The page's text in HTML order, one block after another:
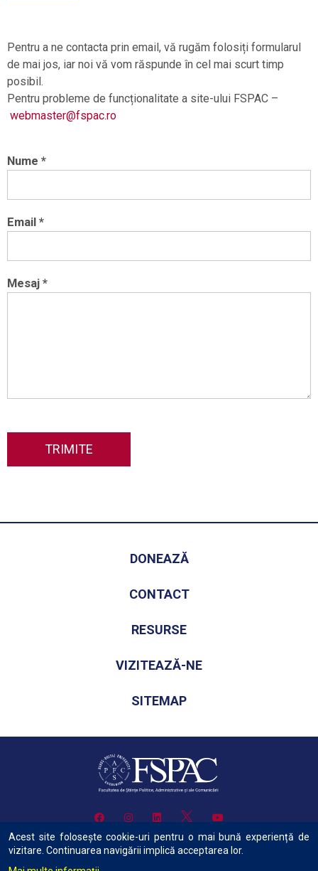
Pentru a ne contacta prin email, vă rugăm folosiți formularul
de mai jos, iar noi vă vom răspunde în cel mai scurt timp
posibil.
Pentru probleme de funcționalitate a site-ului FSPAC –
webmaster@fspac.ro
Nume *
Email *
Mesaj *
TRIMITE
DONEAZĂ
CONTACT
RESURSE
VIZITEAZĂ-NE
SITEMAP
Acest site folosește cookie-uri pentru o mai bună experiență de
vizitare. Continuarea navigării implică acceptarea lor.